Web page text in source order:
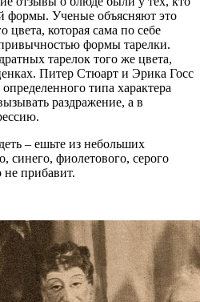
формы. Ученые объясняют это
цвета, которая сама по себе
формы тарелки.
тарелок того же цвета,
Питер Стюарт и Эрика Госс
типа характера
раздражение, а в
– ешьте из небольших
синего, фиолетового, серого
не прибавит.